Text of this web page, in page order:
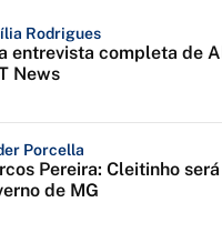
Rodrigues
entrevista completa de
News
Porcella
Pereira: Cleitinho
de MG